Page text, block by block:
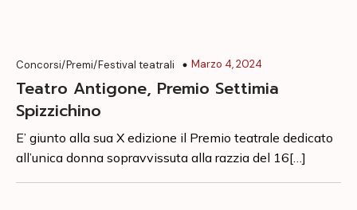
Concorsi/Premi/Festival teatrali Marzo 4, 2024
Teatro Antigone, Premio Settimia
Spizzichino
E’ giunto alla sua X edizione il Premio teatrale dedicato
all’unica donna sopravvissuta alla razzia del 16[…]